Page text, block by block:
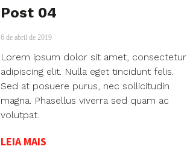
Post 04
6 de abril de 2019
Lorem ipsum dolor sit amet, consectetur
adipiscing elit. Nulla eget tincidunt felis.
Sed at posuere purus, nec sollicitudin
magna. Phasellus viverra sed quam ac
volutpat.
LEIA MAIS